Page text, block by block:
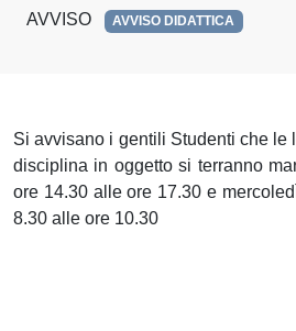
AVVISO AVVISO DIDATTICA
Si avvisano i gentili Studenti che le
disciplina in oggetto si terranno
ore 14.30 alle ore 17.30 e
8.30 alle ore 10.30